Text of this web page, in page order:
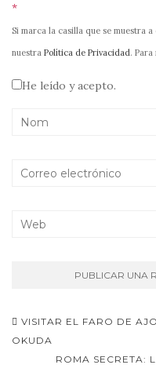
*
Si marca la casilla que se muestra
nuestra Política de Privacidad.
He leído y acepto.
Navegación
de
entradas
VISITAR EL FARO DE
OKUDA
ROMA SECRETA: